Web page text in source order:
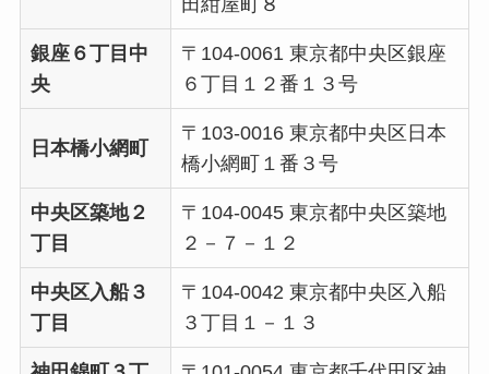
銀座６丁目中
央
〒104-0061 東京都中央区銀座
６丁目１２番１３号
日本橋小網町
〒103-0016 東京都中央区日本
橋小網町１番３号
中央区築地２
丁目
〒104-0045 東京都中央区築地
２－７－１２
中央区入船３
丁目
〒104-0042 東京都中央区入船
３丁目１－１３